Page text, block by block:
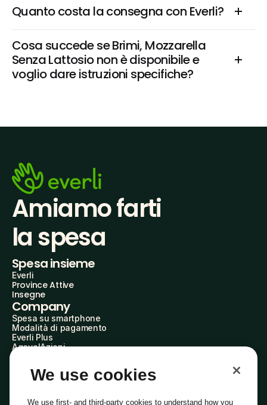
Quanto costa la consegna con Everli?
Cosa succede se Brimi, Mozzarella
Senza Lattosio non è disponibile e
voglio dare istruzioni specifiche?
Amiamo farti
la spesa
Spesa insieme
Everli
Province Attive
Insegne
Company
Spesa su smartphone
Modalità di pagamento
Everli Plus
AgevolAzioni
Everli Shoppers
Scopri chi siamo
We use cookies
We use first- and third-party cookies to understand how you